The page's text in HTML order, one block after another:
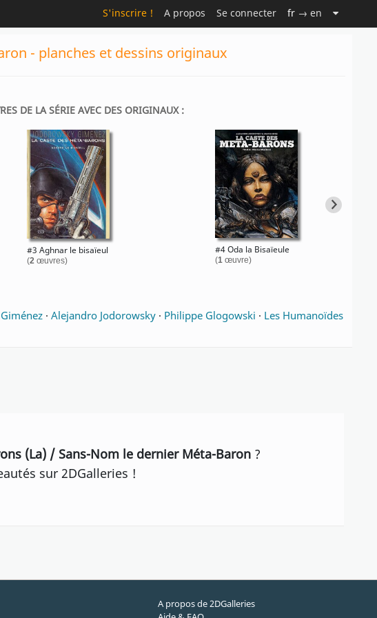
S'inscrire ! A propos Se connecter fr → en
- planches et dessins originaux
DE LA SÉRIE AVEC DES ORIGINAUX :
#3 Aghnar le bisaïeul
(2 œuvres)
#4 Oda la Bisaïeule
(1œuvre)
·Alejandro Jodorowsky · Philippe Glogowski · Les Humanoïdes
(La) / Sans-Nom le dernier Méta-Baron ?
sur 2DGalleries !
A propos de 2DGalleries